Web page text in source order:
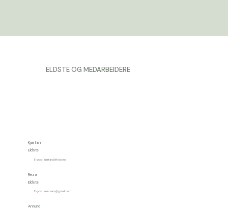
ELDSTE OG MEDARBEIDERE
Kjartan
Eldste
E-post:kjartan@kfoslo.no
Reza
Eldste
E-post:arezaam@gmail.com
Amund